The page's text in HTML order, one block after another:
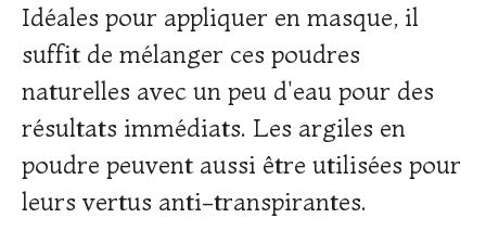
Idéales pour appliquer en masque, il
suffit de mélanger ces poudres
naturelles avec un peu d'eau pour des
résultats immédiats. Les argiles en
poudre peuvent aussi être utilisées pour
leurs vertus anti-transpirantes.